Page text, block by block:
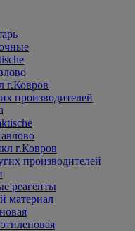
г.Ковров
производителей
г.Ковров
производителей
реагенты
материал